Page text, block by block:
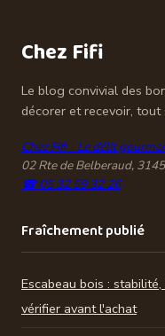
Chez Fifi
Le blog convivial des
décorer et recevoir, tout
Chez Fifi - Le délit
02 Rte de Belberaud,
☎ 05 32 59 32 26
Fraîchement publié
Escabeau bois :
vérifier avant l'achat